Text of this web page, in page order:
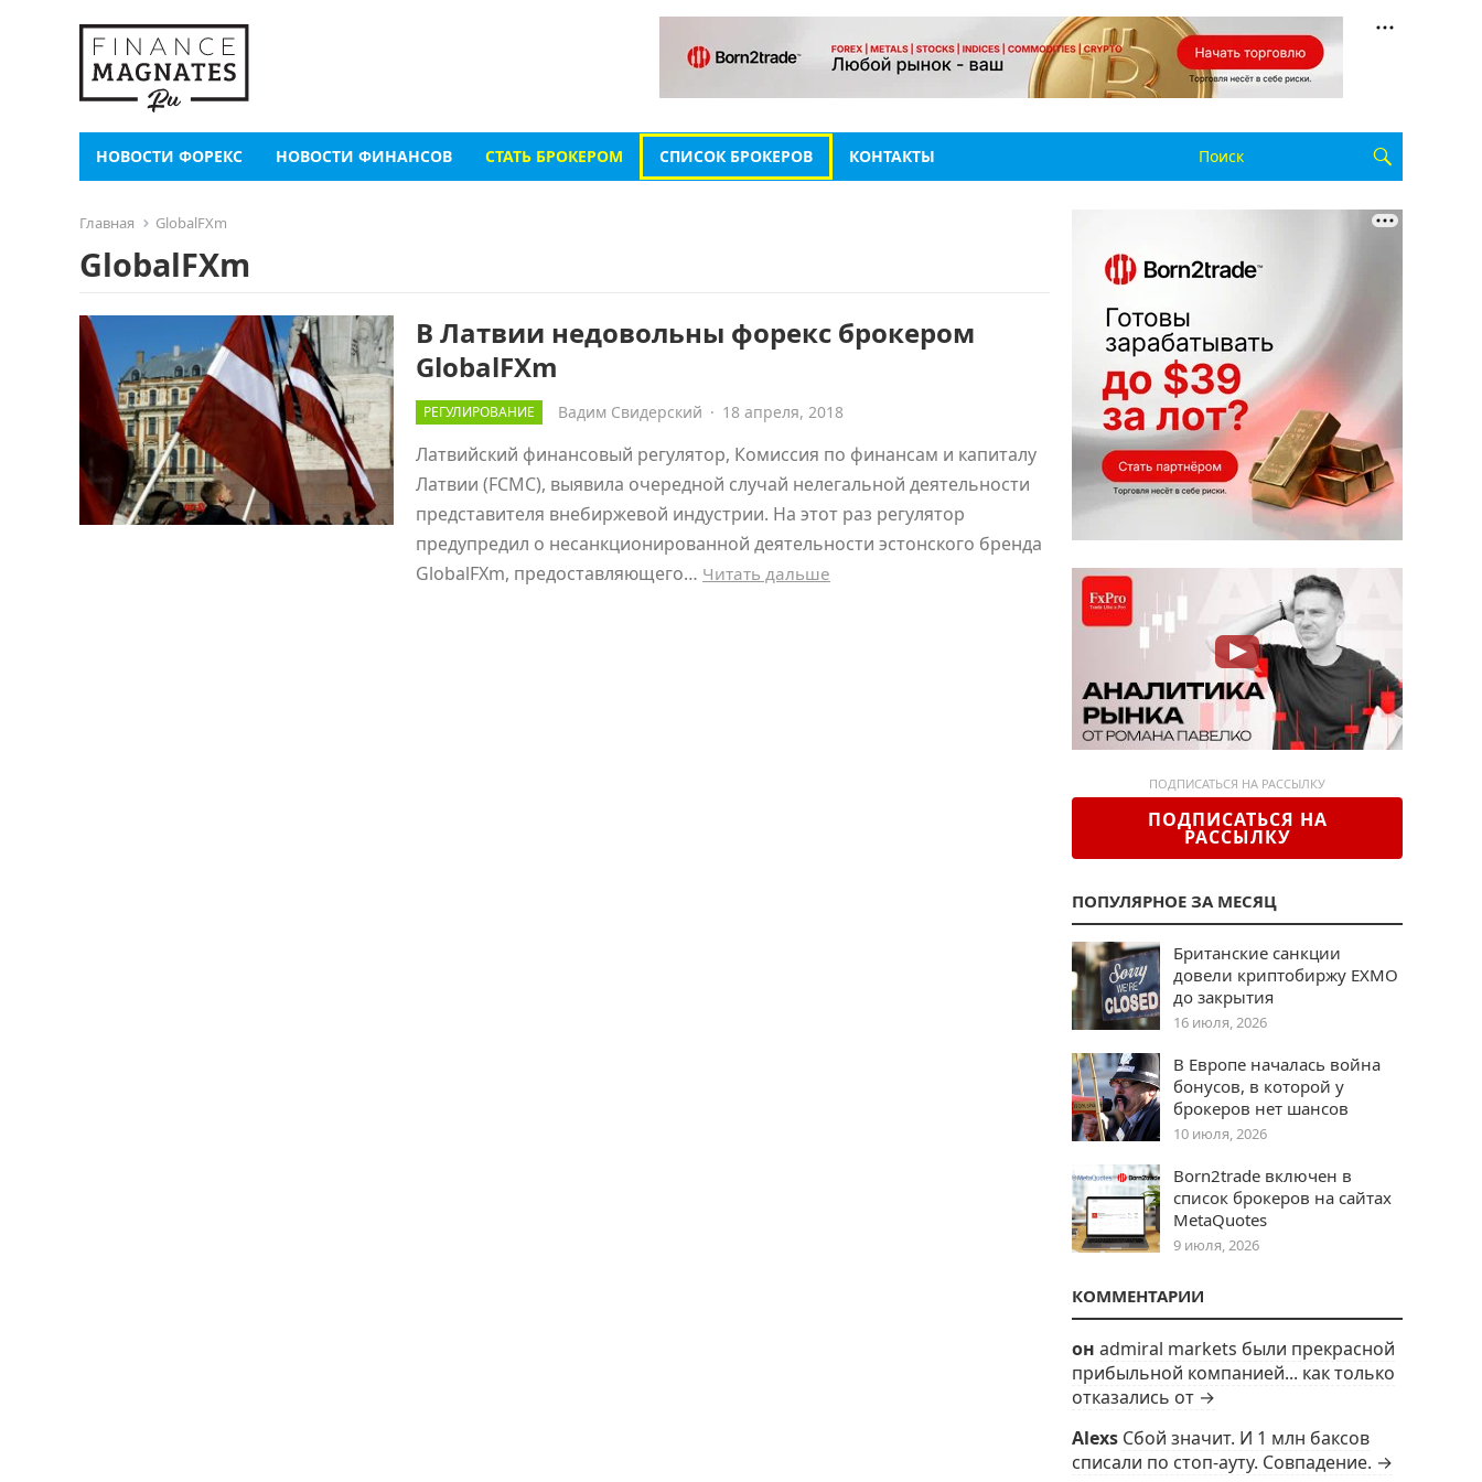
НОВОСТИ ФОРЕКС НОВОСТИ ФИНАНСОВ СТАТЬ БРОКЕРОМ СПИСОК БРОКЕРОВ КОНТАКТЫ
Главная GlobalFXm
GlobalFXm
В Латвии недовольны форекс брокером
GlobalFXm
РЕГУЛИРОВАНИЕ Вадим Свидерский · 18 апреля, 2018
Латвийский финансовый регулятор, Комиссия по финансам и капиталу
Латвии (FCMC), выявила очередной случай нелегальной деятельности
представителя внебиржевой индустрии. На этот раз регулятор
предупредил о несанкционированной деятельности эстонского бренда
GlobalFXm, предоставляющего… Читать дальше
ПОДПИСАТЬСЯ НА РАССЫЛКУ
ПОДПИСАТЬСЯ НА
РАССЫЛКУ
ПОПУЛЯРНОЕ ЗА МЕСЯЦ
Британские санкции
довели криптобиржу EXMO
до закрытия
16 июля, 2026
В Европе началась война
бонусов, в которой у
брокеров нет шансов
10 июля, 2026
Born2trade включен в
список брокеров на сайтах
MetaQuotes
9 июля, 2026
КОММЕНТАРИИ
он admiral markets были прекрасной
прибыльной компанией... как только
отказались от →
Alexs Сбой значит. И 1 млн баксов
списали по стоп-ауту. Совпадение. →